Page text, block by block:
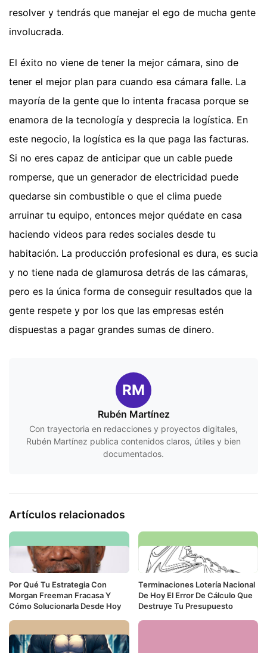
resolver y tendrás que manejar el ego de mucha gente
involucrada.
El éxito no viene de tener la mejor cámara, sino de
tener el mejor plan para cuando esa cámara falle. La
mayoría de la gente que lo intenta fracasa porque se
enamora de la tecnología y desprecia la logística. En
este negocio, la logística es la que paga las facturas.
Si no eres capaz de anticipar que un cable puede
romperse, que un generador de electricidad puede
quedarse sin combustible o que el clima puede
arruinar tu equipo, entonces mejor quédate en casa
haciendo videos para redes sociales desde tu
habitación. La producción profesional es dura, es sucia
y no tiene nada de glamurosa detrás de las cámaras,
pero es la única forma de conseguir resultados que la
gente respete y por los que las empresas estén
dispuestas a pagar grandes sumas de dinero.
RM
Rubén Martínez
Con trayectoria en redacciones y proyectos digitales,
Rubén Martínez publica contenidos claros, útiles y bien
documentados.
Artículos relacionados
Por Qué Tu Estrategia Con
Morgan Freeman Fracasa Y
Cómo Solucionarla Desde Hoy
Terminaciones Lotería Nacional
De Hoy El Error De Cálculo Que
Destruye Tu Presupuesto